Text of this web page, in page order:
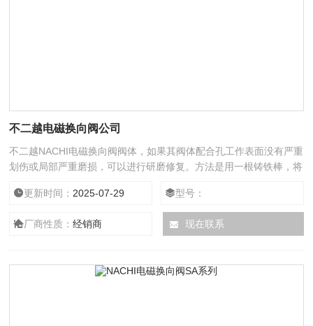
不二越电磁换向阀公司
不二越NACHI电磁换向阀阀体，如果其阀体配合孔工作表面没有严重
划伤或局部严重磨损，可以进行研磨修复。方法是用一根铸铁棒，将
抹在研磨棒上，反复研磨即可达到修复要求。阀体配合孔光洁度一般
是Ra0.4。阀芯的加工精度高，材质较硬，一般不能自行加工。如有
同型号的失效阀，不二越NACHI电磁换向阀我们可以通过测量选取一
更新时间： 2025-07-29 型号：
厂商性质：经销商 现在联系